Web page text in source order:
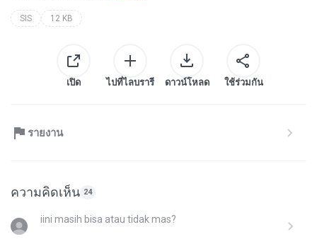
SIS 12 KB
เปิด ไปที่ไลบรารี ดาวน์โหลด ใช้ร่วมกัน
รายงาน
ความคิดเห็น 24
iini masih bisa atau tidak mas?